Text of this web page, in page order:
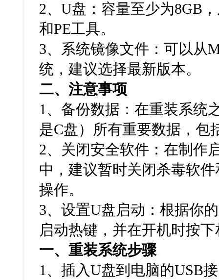
2、U盘：容量至少为8GB
和PE工具。
3、系统镜像文件：可以从
统，建议选择最新版本。
二、注意事项
1 、备份数据：在重装系统
是C盘）所有重要数据，包
2、关闭安全软件：在制作
中，建议暂时关闭杀毒软
操作。
3、设置U盘启动：根据你
启动热键，并在开机时按
一、重装系统步骤
1 、插入U盘到电脑的USB